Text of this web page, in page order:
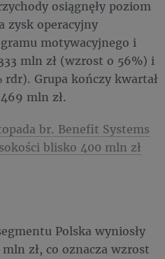
osiągnęły poziom
zysk operacyjny
motywacyjnego i
mln zł (wzrost o 56%) i
rdr). Grupa kończy kwartał
mln zł.
br. Benefit Systems
blisko 400 mln zł
Polska wyniosły
zł, co oznacza wzrost